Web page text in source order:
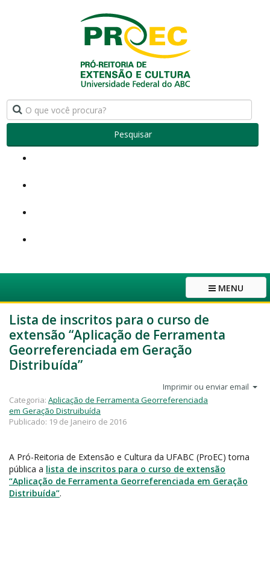
Pesquisar
MENU
Lista de inscritos para o curso de
extensão “Aplicação de Ferramenta
Georreferenciada em Geração
Distribuída”
Imprimir ou enviar email
Categoria: Aplicação de Ferramenta Georreferenciada
em Geração Distruibuída
Publicado: 19 de Janeiro de 2016
A Pró-Reitoria de Extensão e Cultura da UFABC (ProEC) torna
pública a lista de inscritos para o curso de extensão
“Aplicação de Ferramenta Georreferenciada em Geração
Distribuída”.